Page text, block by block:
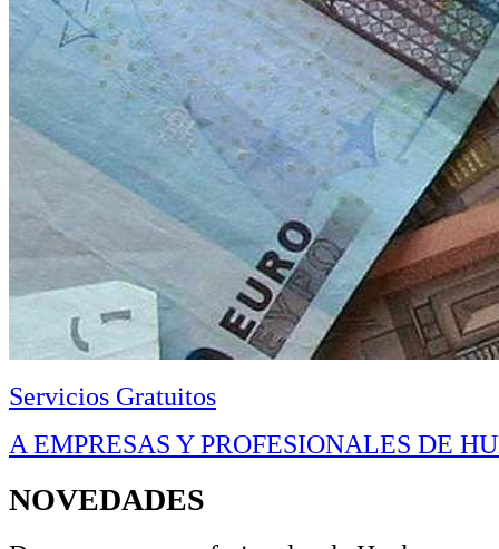
Servicios Gratuitos
A EMPRESAS Y PROFESIONALES DE
NOVEDADES